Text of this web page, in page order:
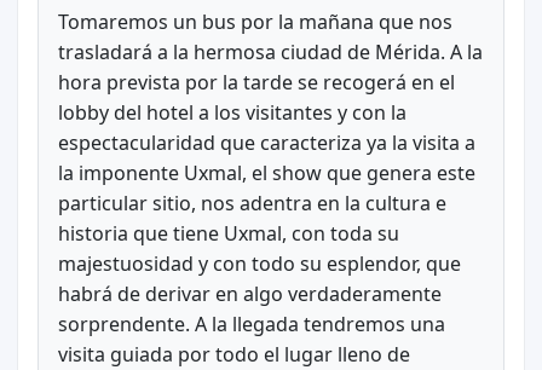
Tomaremos un bus por la mañana que nos
trasladará a la hermosa ciudad de Mérida. A la
hora prevista por la tarde se recogerá en el
lobby del hotel a los visitantes y con la
espectacularidad que caracteriza ya la visita a
la imponente Uxmal, el show que genera este
particular sitio, nos adentra en la cultura e
historia que tiene Uxmal, con toda su
majestuosidad y con todo su esplendor, que
habrá de derivar en algo verdaderamente
sorprendente. A la llegada tendremos una
visita guiada por todo el lugar lleno de